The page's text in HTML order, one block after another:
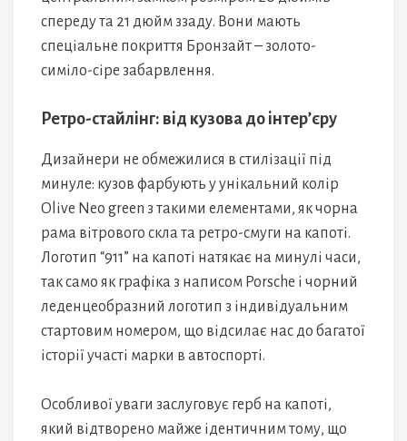
спереду та 21 дюйм ззаду. Вони мають
спеціальне покриття Бронзайт – золото-
симіло-сіре забарвлення.
Ретро-стайлінг: від кузова до інтер’єру
Дизайнери не обмежилися в стилізації під
минуле: кузов фарбують у унікальний колір
Olive Neo green з такими елементами, як чорна
рама вітрового скла та ретро-смуги на капоті.
Логотип “911” на капоті натякає на минулі часи,
так само як графіка з написом Porsche і чорний
леденцеобразний логотип з індивідуальним
стартовим номером, що відсилає нас до багатої
історії участі марки в автоспорті.
Особливої уваги заслуговує герб на капоті,
який відтворено майже ідентичним тому, що